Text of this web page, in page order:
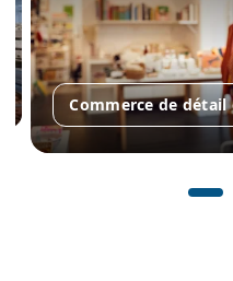
Commerce de